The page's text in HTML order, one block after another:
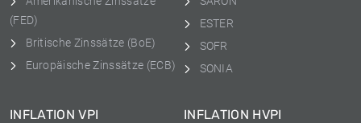
(FED)
Britische Zinssätze (BoE)
Europäische Zinssätze (ECB)
ESTER
SOFR
SONIA
INFLATION VPI INFLATION HVPI